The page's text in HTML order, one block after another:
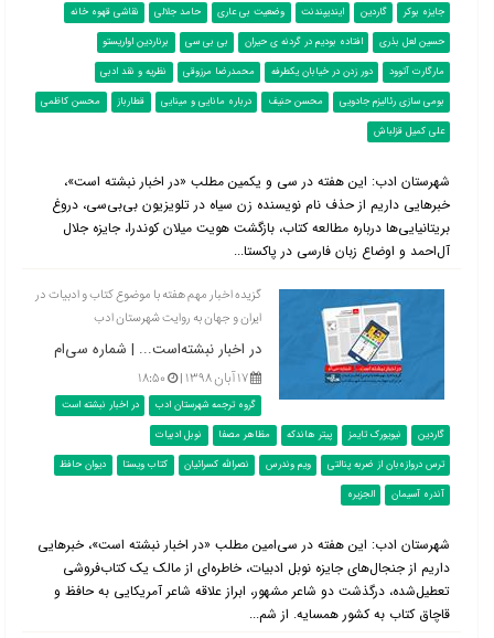
جایزه بوکر
گاردین ایندیپندنت وضعیت بی عاری حامد جلالی
نقاشی قهوه خانه
حسین لعل بذری
افتاده بودیم در گردنه ی حیران بی بی سی
برناردین اواریستو
مارگارت آتوود
دور زدن در خیابان یکطرفه محمدرضا مرزوقی
نظریه و نقد ادبی
بومی سازی رئالیزم جادویی
محسن حنیف درباره مانایی و مینایی قطارباز
محسن کاظمی
علی کمیل قزلباش
شهرستان ادب: این هفته در سی و یکمین مطلب «در اخبار نبشته است»،
خبرهایی داریم از حذف نام نویسنده زن سیاه در تلویزیون بی‌بی‌سی، دروغ
بریتانیایی‌ها درباره مطالعه کتاب، بازگشت هویت میلان کوندرا، جایزه جلال
آل‌احمد و اوضاع زبان فارسی در پاکستا...
گزیده اخبار مهم هفته با موضوع کتاب و ادبیات در
ایران و جهان به روایت شهرستان ادب
در اخبار نبشته‌است... | شماره سی‌ام
۱۷ آبان ۱۳۹۸ | ۱۸:۵۰
گروه ترجمه شهرستان ادب
در اخبار نبشته است
گاردین
نیویورک تایمز پیتر هاندکه مظاهر مصفا
نوبل ادبیات
ترس دروازه‌بان از ضربه پنالتی
ویم وندرس نصرالله کسرائیان کتاب ویستا
دیوان حافظ
آندره آسیمان
الجزیره
شهرستان ادب: این هفته در سی‌امین مطلب «در اخبار نبشته است»، خبرهایی
داریم از جنجال‌های جایزه نوبل ادبیات، خاطره‌ای از مالک یک کتاب‌فروشی
تعطیل‌شده، درگذشت دو شاعر مشهور، ابراز علاقه شاعر آمریکایی به حافظ و
قاچاق کتاب به کشور همسایه. از شم...